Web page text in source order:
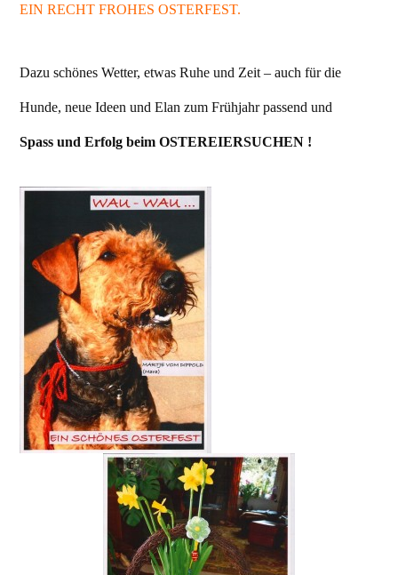
EIN RECHT FROHES OSTERFEST.
Dazu schönes Wetter, etwas Ruhe und Zeit – auch für die
Hunde, neue Ideen und Elan zum Frühjahr passend und
Spass und Erfolg beim OSTEREIERSUCHEN !